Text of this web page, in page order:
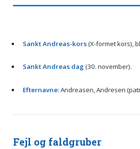
Sankt Andreas-kors(X-formet kors),
Sankt Andreas dag (30. november).
Efternavne:Andreasen, Andresen
Fejl og faldgruber